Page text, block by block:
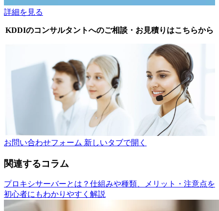
詳細を見る
KDDIのコンサルタントへのご相談・お見積りはこちらから
お問い合わせフォーム 新しいタブで開く
関連するコラム
プロキシサーバーとは？仕組みや種類、メリット・注意点を
初心者にもわかりやすく解説